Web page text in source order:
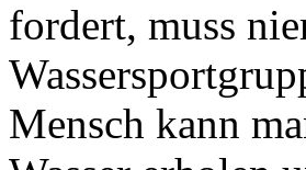
fordert, muss
Mensch kann